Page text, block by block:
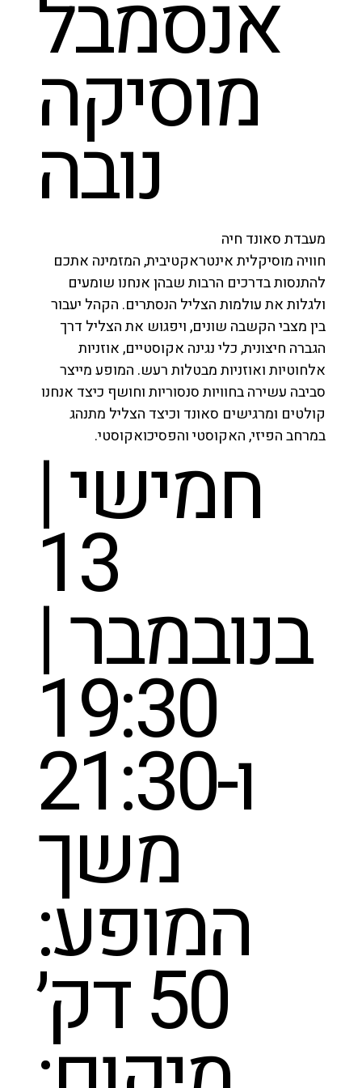
אנסמבל
מוסיקה
נובה
מעבדת סאונד חיה
חוויה מוסיקלית אינטראקטיבית, המזמינה אתכם
להתנסות בדרכים הרבות שבהן אנחנו שומעים
ולגלות את עולמות הצליל הנסתרים. הקהל יעבור
בין מצבי הקשבה שונים, ויפגוש את הצליל דרך
הגברה חיצונית, כלי נגינה אקוסטיים, אוזניות
אלחוטיות ואוזניות מבטלות רעש. המופע מייצר
סביבה עשירה בחוויות סנסוריות וחושף כיצד אנחנו
קולטים ומרגישים סאונד וכיצד הצליל מתנהג
במרחב הפיזי, האקוסטי והפסיכואקוסטי.
חמישי |
13
בנובמבר |
19:30
ו-21:30
משך
המופע:
50 דק׳